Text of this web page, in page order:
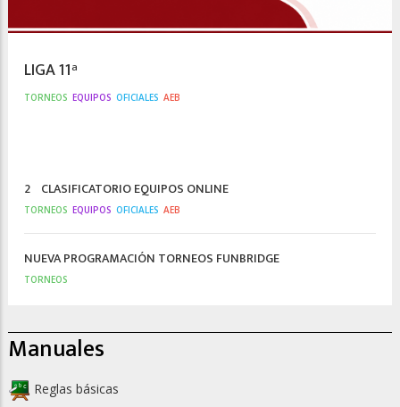
LIGA 11ª
TORNEOS EQUIPOS OFICIALES AEB
2º CLASIFICATORIO EQUIPOS ONLINE
TORNEOS EQUIPOS OFICIALES AEB
NUEVA PROGRAMACIÓN TORNEOS FUNBRIDGE
TORNEOS
Manuales
Reglas básicas